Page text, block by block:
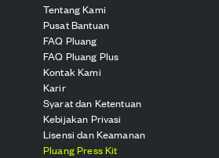
Tentang Kami
Pusat Bantuan
FAQ Pluang
FAQ Pluang Plus
Kontak Kami
Karir
Syarat dan Ketentuan
Kebijakan Privasi
Lisensi dan Keamanan
Pluang Press Kit